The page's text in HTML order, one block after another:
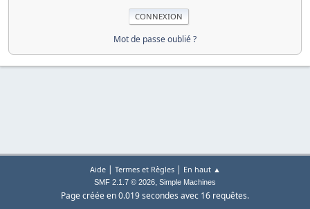
Mot de passe oublié ?
Aide| Termes et Règles| En haut ▲
SMF 2.1.7 © 2026, Simple Machines
Page créée en 0.019 secondes avec 16 requêtes.